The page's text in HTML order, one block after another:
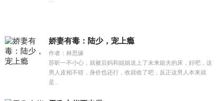
娇妻有毒：陆少，宠上瘾
作者：林思缘
苏昕一不小心，就被后妈和姐姐送上了未来姐夫的床，好吧，这
男人皮相不错，身价也还行，收就收了吧，反正这男人本来就
是...